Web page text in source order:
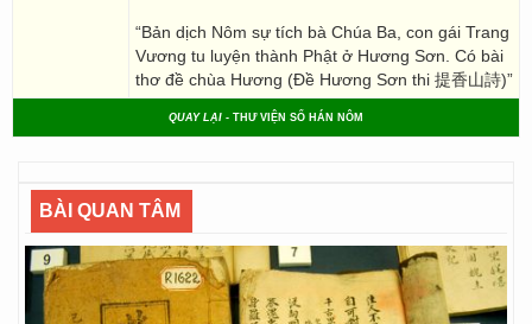
“Bản dịch Nôm sự tích bà Chúa Ba, con gái Trang
Vương tu luyện thành Phật ở Hương Sơn. Có bài
thơ đề chùa Hương (Đề Hương Sơn thi 提香山詩)”
QUAY LẠI - THƯ VIỆN SỐ HÁN NÔM
BÀI QUAN TÂM